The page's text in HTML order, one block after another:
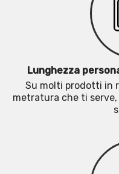
Lunghezza
Su molti prodotti in
metratura che ti